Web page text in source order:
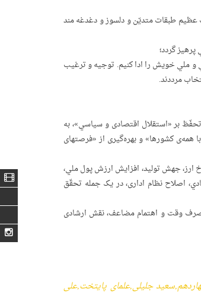
طبقات متدیّن و دلسوز و دغدغه مند
ملي خویش را ادا کنیم. توجیه و ترغیب
مرددند.
بر «استقلال اقتصادی و سیاسي»، به
کشورها» و بهره‌گیری از «فرصتهای
ارز، جهش تولید، افزایش ارزش پول ملي،
اصلاح نظام اداری، در یک جمله تحقّق
وقت و اهتمام مضاعف، نقش ارشادی
,سعید جلیلی,علمای پایتخت,علی